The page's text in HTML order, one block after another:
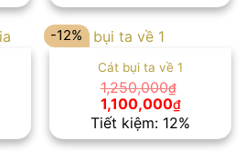
1,500,000₫. là:
-12%
Cát bụi ta về 1
1,250,000₫
Giá
gốc
là:
1,250,000₫.
1,100,000₫Giá
hiện
tại
là:
Tiết kiệm: 12%